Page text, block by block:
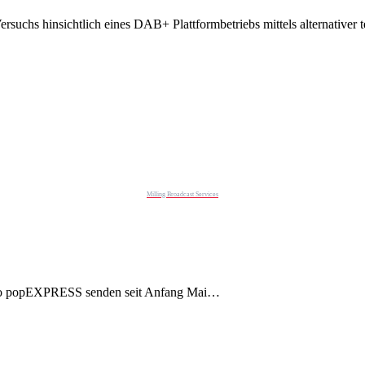
hinsichtlich eines DAB+ Plattformbetriebs mittels alternativer
Milling Broadcast Services
senden seit Anfang Mai…